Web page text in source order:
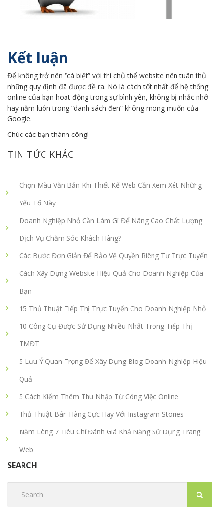
Kết luận
Để không trở nên “cá biệt” với thì chủ thể website nên tuân thủ
những quy định đã được đề ra. Nó là cách tốt nhất để hệ thống
online của bạn hoạt động trong sự bình yên, không bị nhắc nhở
hay nằm luôn trong “danh sách đen” không mong muốn của
Google.
Chúc các bạn thành công!
TIN TỨC KHÁC
Chọn Màu Văn Bản Khi Thiết Kế Web Cần Xem Xét Những
Yếu Tố Này
Doanh Nghiệp Nhỏ Cần Làm Gì Để Nâng Cao Chất Lượng
Dịch Vụ Chăm Sóc Khách Hàng?
Các Bước Đơn Giản Để Bảo Vệ Quyền Riêng Tư Trực Tuyến
Cách Xây Dựng Website Hiệu Quả Cho Doanh Nghiệp Của
Bạn
15 Thủ Thuật Tiếp Thị Trực Tuyến Cho Doanh Nghiệp Nhỏ
10 Công Cụ Được Sử Dụng Nhiều Nhất Trong Tiếp Thị
TMĐT
5 Lưu Ý Quan Trọng Để Xây Dựng Blog Doanh Nghiệp Hiệu
Quả
5 Cách Kiếm Thêm Thu Nhập Từ Công Việc Online
Thủ Thuật Bán Hàng Cực Hay Với Instagram Stories
Nằm Lòng 7 Tiêu Chí Đánh Giá Khả Năng Sử Dụng Trang
Web
SEARCH